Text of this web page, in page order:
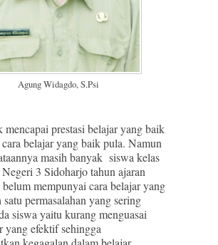
Agung Widagdo, S.Psi
mencapai prestasi belajar yang baik
belajar yang baik pula. Namun
masih banyak siswa kelas
3 Sidoharjo tahun ajaran
mempunyai cara belajar yang
permasalahan yang sering
siswa yaitu kurang menguasai
yang efektif sehingga